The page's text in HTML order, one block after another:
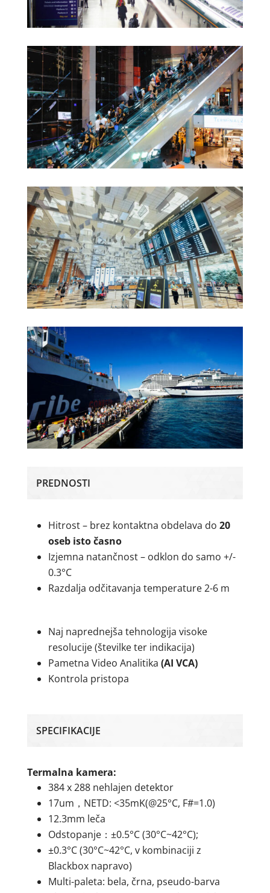
PREDNOSTI
Hitrost – brez kontaktna obdelava do 20
oseb isto časno
Izjemna natančnost – odklon do samo +/-
0.3°C
Razdalja odčitavanja temperature 2-6 m
Naj naprednejša tehnologija visoke
resolucije (številke ter indikacija)
Pametna Video Analitika (AI VCA)
Kontrola pristopa
SPECIFIKACIJE
Termalna kamera:
384 x 288 nehlajen detektor
17um，NETD: <35mK(@25°C, F#=1.0)
12.3mm leča
Odstopanje：±0.5°C (30°C~42°C);
±0.3°C (30°C~42°C, v kombinaciji z
Blackbox napravo)
Multi-paleta: bela, črna, pseudo-barva